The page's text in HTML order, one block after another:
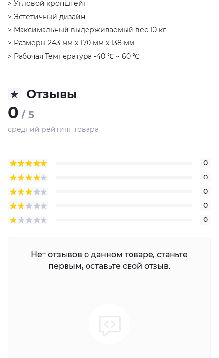
> Угловой кронштейн
> Эстетичный дизайн
> Максимальный выдерживаемый вес 10 кг
> Размеры 243 мм x 170 мм x 138 мм
> Рабочая Температура -40 ℃ ~ 60 ℃
Отзывы
0 / 5
средний рейтинг товара
0
0
0
0
0
Нет отзывов о данном товаре, станьте
первым, оставьте свой отзыв.